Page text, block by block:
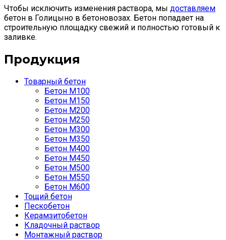
Чтобы исключить изменения раствора, мы доставляем
бетон в Голицыно в бетоновозах. Бетон попадает на
строительную площадку свежий и полностью готовый к
заливке.
Продукция
Товарный бетон
Бетон М100
Бетон М150
Бетон М200
Бетон М250
Бетон М300
Бетон М350
Бетон М400
Бетон М450
Бетон М500
Бетон М550
Бетон М600
Тощий бетон
Пескобетон
Керамзитобетон
Кладочный раствор
Монтажный раствор